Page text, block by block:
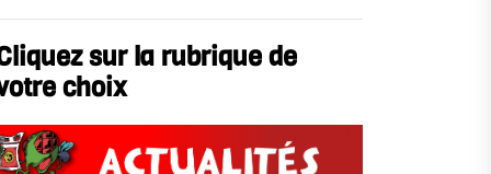
sur la rubrique de
choix